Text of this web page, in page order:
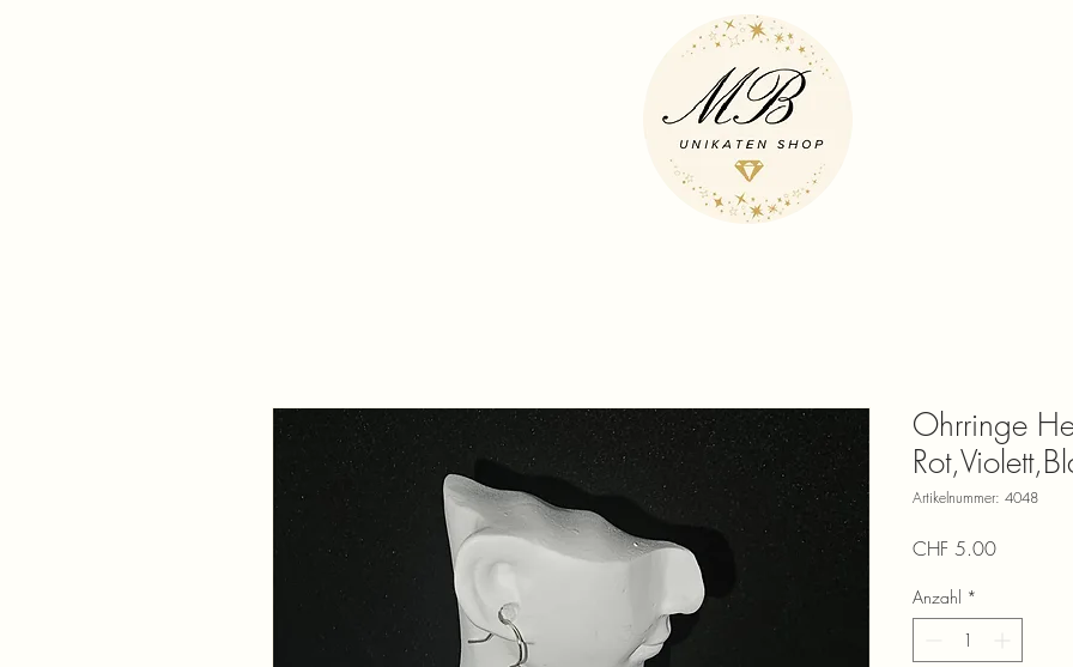
Ohrringe
Artikelnummer: 4048
CHF 5.00Preis
Anzahl *